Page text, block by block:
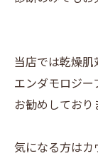
当店では乾燥
エンダモロジ
お勧めしており
気になる方は